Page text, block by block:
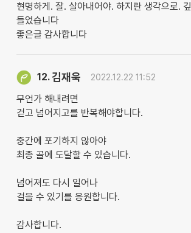
현명하게. 잘. 살아내어야. 하지란 생각으로.
들었습니다
좋은글 감사합니다
12.김재욱 2022.12.22 11:52
무언가 해내려면
걷고 넘어지고를 반복해야합니다.
중간에 포기하지 않아야
최종 골에 도달할 수 있습니다.
넘어져도 다시 일어나
걸을 수 있기를 응원합니다.
감사합니다.